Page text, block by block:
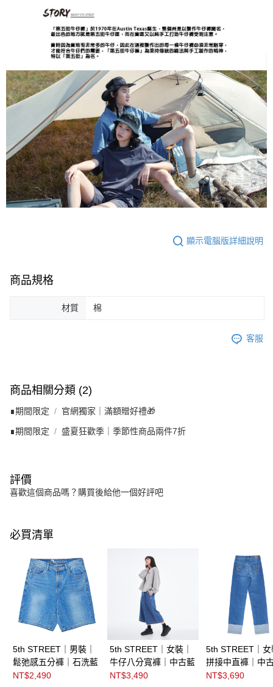
顯示電腦版詳細說明
商品規格
材質 棉
客服
商品相關分類 (2)
∎期間限定 官網獨家｜滿額贈好禮🎁
∎期間限定 盛夏狂歡季｜季節性商品兩件7折
評價
喜歡這個商品嗎？購買後給他一個好評吧
必買清單
5th STREET｜男裝｜
鬆弛感五分褲｜石洗藍
NT$2,490
5th STREET｜女裝｜
牛仔八分寬褲｜中古藍
NT$3,490
5th STREET｜女
拼接中直褲｜中
NT$3,690